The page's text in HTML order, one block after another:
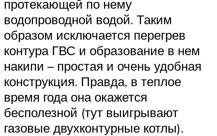
протекающей по нему
водопроводной водой. Таким
образом исключается перегрев
контура ГВС и образование в нем
накипи – простая и очень удобная
конструкция. Правда, в теплое
время года она окажется
бесполезной (тут выигрывают
газовые двухконтурные котлы).